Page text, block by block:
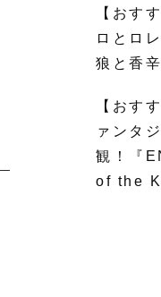
【おす
ロとロ
狼と香辛
【おす
ァンタ
観！『
of the